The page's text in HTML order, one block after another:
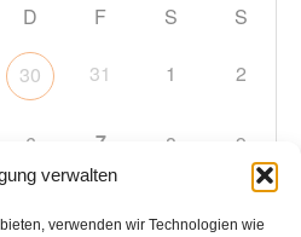
verwalten
verwenden wir Technologien wie
D F S S
30 31 1 2
6 7 8 9
13 14 15